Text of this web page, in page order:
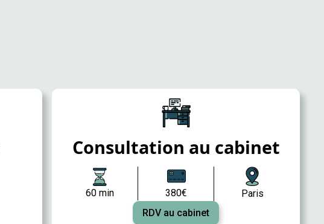
Consultation au cabinet
60 min 380€
Paris
RDV au cabinet